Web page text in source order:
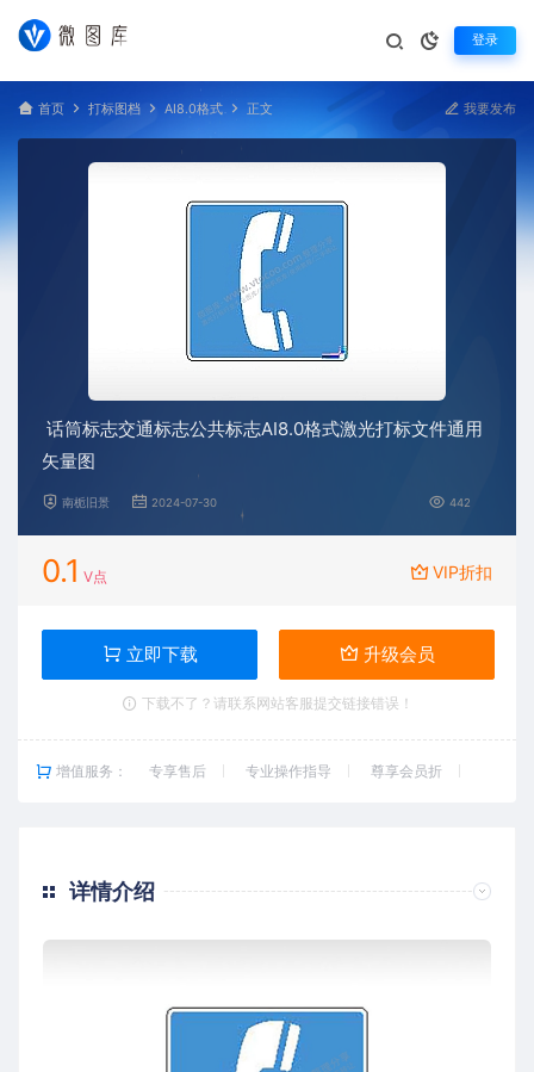
登录
首页 打标图档 AI8.0格式 正文 我要发布
话筒标志交通标志公共标志AI8.0格式激光打标文件通用
矢量图
南栀旧景 2024-07-30 442
0.1 V点 VIP折扣
立即下载 升级会员
下载不了？请联系网站客服提交链接错误！
增值服务： 专享售后 专业操作指导 尊享会员折
详情介绍